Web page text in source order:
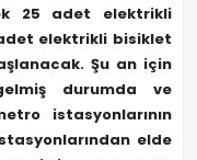
25 adet elektrikli
elektrikli bisiklet
Şu an için
durumda ve
istasyonlarının
elde